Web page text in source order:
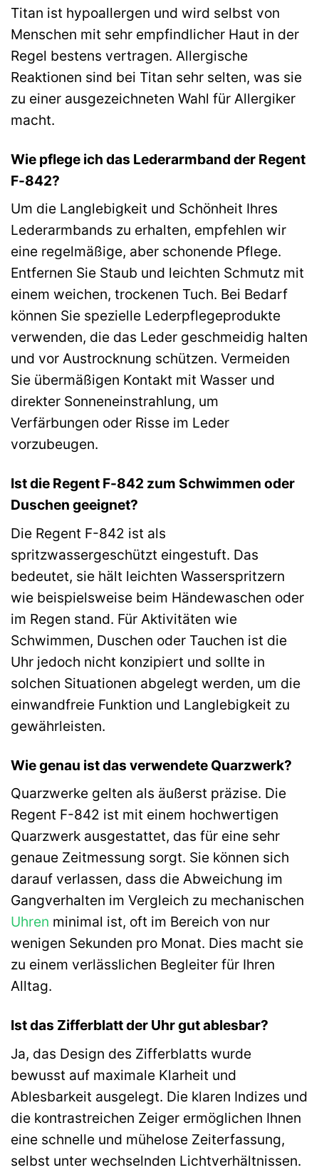
Titan ist hypoallergen und wird selbst von
Menschen mit sehr empfindlicher Haut in der
Regel bestens vertragen. Allergische
Reaktionen sind bei Titan sehr selten, was sie
zu einer ausgezeichneten Wahl für Allergiker
macht.
Wie pflege ich das Lederarmband der Regent
F-842?
Um die Langlebigkeit und Schönheit Ihres
Lederarmbands zu erhalten, empfehlen wir
eine regelmäßige, aber schonende Pflege.
Entfernen Sie Staub und leichten Schmutz mit
einem weichen, trockenen Tuch. Bei Bedarf
können Sie spezielle Lederpflegeprodukte
verwenden, die das Leder geschmeidig halten
und vor Austrocknung schützen. Vermeiden
Sie übermäßigen Kontakt mit Wasser und
direkter Sonneneinstrahlung, um
Verfärbungen oder Risse im Leder
vorzubeugen.
Ist die Regent F-842 zum Schwimmen oder
Duschen geeignet?
Die Regent F-842 ist als
spritzwassergeschützt eingestuft. Das
bedeutet, sie hält leichten Wasserspritzern
wie beispielsweise beim Händewaschen oder
im Regen stand. Für Aktivitäten wie
Schwimmen, Duschen oder Tauchen ist die
Uhr jedoch nicht konzipiert und sollte in
solchen Situationen abgelegt werden, um die
einwandfreie Funktion und Langlebigkeit zu
gewährleisten.
Wie genau ist das verwendete Quarzwerk?
Quarzwerke gelten als äußerst präzise. Die
Regent F-842 ist mit einem hochwertigen
Quarzwerk ausgestattet, das für eine sehr
genaue Zeitmessung sorgt. Sie können sich
darauf verlassen, dass die Abweichung im
Gangverhalten im Vergleich zu mechanischen
Uhren minimal ist, oft im Bereich von nur
wenigen Sekunden pro Monat. Dies macht sie
zu einem verlässlichen Begleiter für Ihren
Alltag.
Ist das Zifferblatt der Uhr gut ablesbar?
Ja, das Design des Zifferblatts wurde
bewusst auf maximale Klarheit und
Ablesbarkeit ausgelegt. Die klaren Indizes und
die kontrastreichen Zeiger ermöglichen Ihnen
eine schnelle und mühelose Zeiterfassung,
selbst unter wechselnden Lichtverhältnissen.